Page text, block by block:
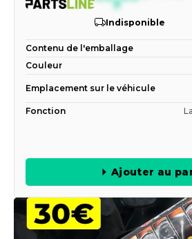
Indisponible
Contenu de l'emballage
Couleur
Emplacement sur le véhicule
Fonction
Ajouter au